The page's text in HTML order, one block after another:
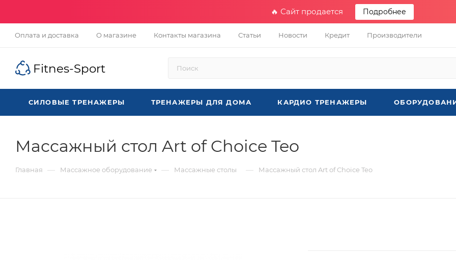
🔥 Сайт продается Подробнее
Оплата и доставка О магазине Контакты магазина Статьи Новости Кредит Производители
Fitnes-Sport
СИЛОВЫЕ ТРЕНАЖЕРЫ ТРЕНАЖЕРЫ ДЛЯ ДОМА КАРДИО ТРЕНАЖЕРЫ
Массажный стол Art of Choice Teo
Главная — Массажное оборудование — Массажные столы — Массажный стол Art of Choice Teo